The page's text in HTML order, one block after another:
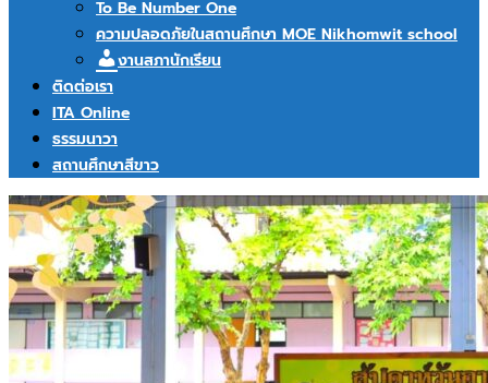
To Be Number One
ความปลอดภัยในสถานศึกษา MOE Nikhomwit school
งานสภานักเรียน
ติดต่อเรา
ITA Online
ธรรมนาวา
สถานศึกษาสีขาว